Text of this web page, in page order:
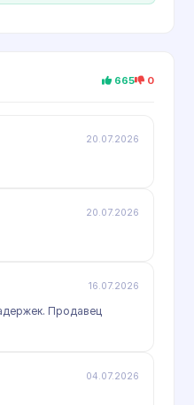
665 0
20.07.2026
20.07.2026
16.07.2026
Продавец
04.07.2026